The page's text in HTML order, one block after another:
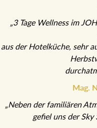
„3 Tage Wellness im
aus der Hotelküche, sehr
Mag.
„Neben der familiären
gefiel uns der Sky